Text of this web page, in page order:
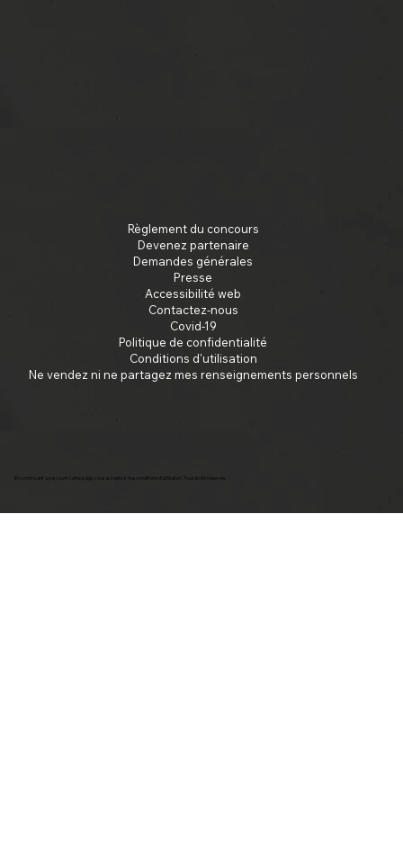
Règlement du concours
Devenez partenaire
Demandes générales
Presse
Accessibilité web
Contactez-nous
Covid-19
Politique de confidentialité
Conditions d'utilisation
Ne vendez ni ne partagez mes renseignements personnels
En continuant à parcourir cette page, vous acceptez nos conditions d'utilisation. Tous droits réservés.